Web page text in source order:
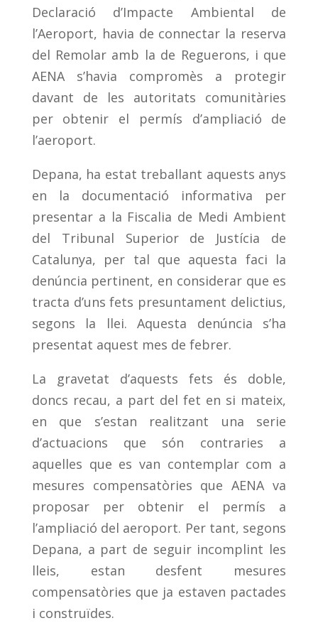
Declaració d’Impacte Ambiental de
l’Aeroport, havia de connectar la reserva
del Remolar amb la de Reguerons, i que
AENA s’havia compromès a protegir
davant de les autoritats comunitàries
per obtenir el permís d’ampliació de
l’aeroport.
Depana, ha estat treballant aquests anys
en la documentació informativa per
presentar a la Fiscalia de Medi Ambient
del Tribunal Superior de Justícia de
Catalunya, per tal que aquesta faci la
denúncia pertinent, en considerar que es
tracta d’uns fets presuntament delictius,
segons la llei. Aquesta denúncia s’ha
presentat aquest mes de febrer.
La gravetat d’aquests fets és doble,
doncs recau, a part del fet en si mateix,
en que s’estan realitzant una serie
d’actuacions que són contraries a
aquelles que es van contemplar com a
mesures compensatòries que AENA va
proposar per obtenir el permís a
l’ampliació del aeroport. Per tant, segons
Depana, a part de seguir incomplint les
lleis, estan desfent mesures
compensatòries que ja estaven pactades
i construïdes.